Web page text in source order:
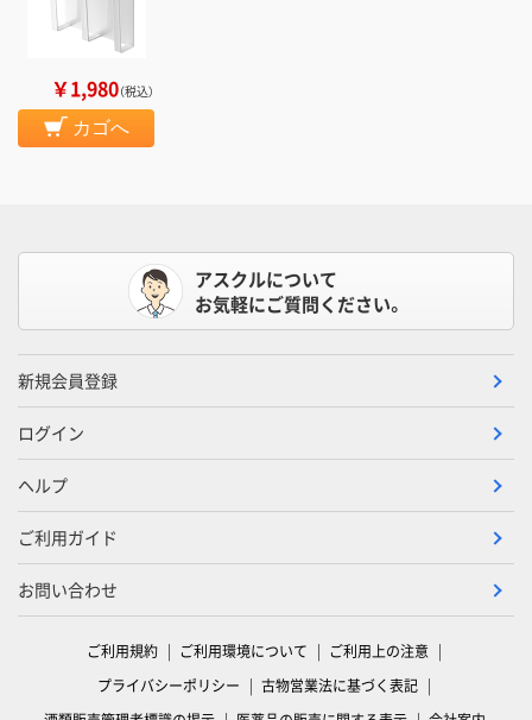
￥1,980（税込）
カゴへ
アスクルについて
お気軽にご質問ください。
新規会員登録
ログイン
ヘルプ
ご利用ガイド
お問い合わせ
ご利用規約 ご利用環境について
ご利用上の注意
プライバシーポリシー
古物営業法に基づく表記